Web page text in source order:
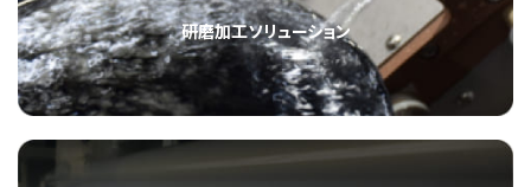
研磨加工ソリューション